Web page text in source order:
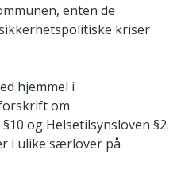
enten de
kriser
hjemmel i
om
og Helsetilsynsloven §2.
i ulike særlover på